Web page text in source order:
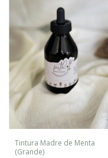
Tintura Madre de Menta
(Grande)